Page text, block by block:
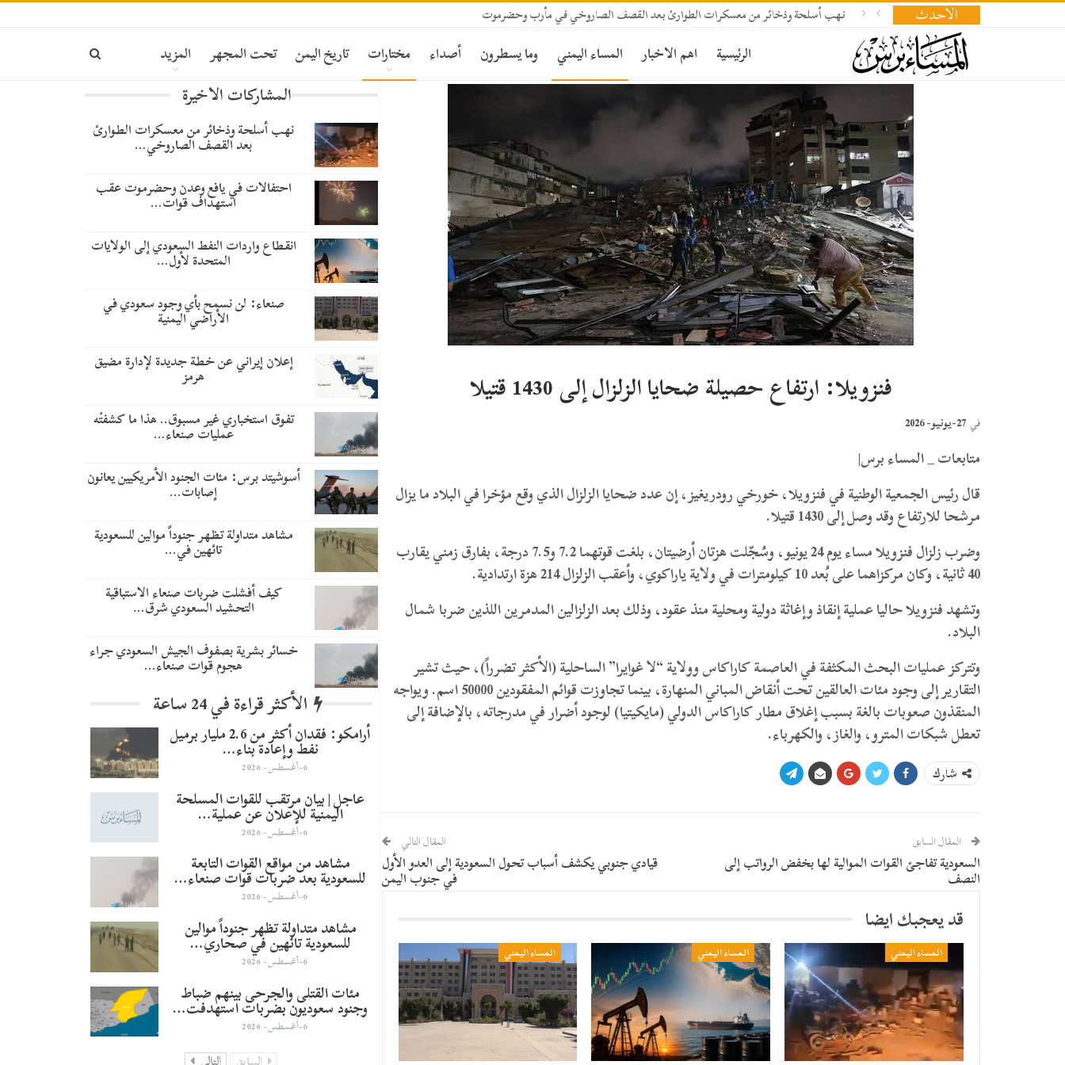
الأحدث نهب أسلحة وذخائر من معسكرات الطوارئ بعد القصف الصاروخي في مأرب وحضرموت
الرئيسية اهم الاخبار المساء اليمني وما يسطرون أصداء مختارات تاريخ اليمن تحت المجهر المزيد
فنزويلا: ارتفاع حصيلة ضحايا الزلزال إلى 1430 قتيلا
في 27-يونيو- 2026
متابعات _ المساء برس|
قال رئيس الجمعية الوطنية في فنزويلا، خورخي رودريغيز، إن عدد ضحايا الزلزال الذي وقع مؤخرا في البلاد ما يزال
مرشحا للارتفاع وقد وصل إلى 1430 قتيلا.
وضرب زلزال فنزويلا مساء يوم 24 يونيو، وسُجّلت هزتان أرضيتان، بلغت قوتهما 7.2 و7.5 درجة، بفارق زمني يقارب
40 ثانية، وكان مركزاهما على بُعد 10 كيلومترات في ولاية ياراكوي، وأعقب الزلزال 214 هزة ارتدادية.
وتشهد فنزويلا حاليا عملية إنقاذ وإغاثة دولية ومحلية منذ عقود، وذلك بعد الزلزالين المدمرين اللذين ضربا شمال
البلاد.
وتتركز عمليات البحث المكثفة في العاصمة كاراكاس وولاية “لا غوايرا” الساحلية (الأكثر تضرراً)، حيث تشير
التقارير إلى وجود مئات العالقين تحت أنقاض المباني المنهارة، بينما تجاوزت قوائم المفقودين 50000 اسم. ويواجه
المنقذون صعوبات بالغة بسبب إغلاق مطار كاراكاس الدولي (مايكيتيا) لوجود أضرار في مدرجاته، بالإضافة إلى
تعطل شبكات المترو، والغاز، والكهرباء.
شارك
المقال السابق
السعودية تفاجئ القوات الموالية لها بخفض الرواتب إلى
النصف
المقال التالي
قيادي جنوبي يكشف أسباب تحول السعودية إلى العدو الأول
في جنوب اليمن
قد يعجبك ايضا
المساء اليمني المساء اليمني المساء اليمني
المشاركات الاخيرة
نهب أسلحة وذخائر من معسكرات الطوارئ
بعد القصف الصاروخي…
احتفالات في يافع وعدن وحضرموت عقب
استهداف قوات…
انقطاع واردات النفط السعودي إلى الولايات
المتحدة لأول…
صنعاء: لن نسمح بأي وجود سعودي في
الأراضي اليمنية
إعلان إيراني عن خطة جديدة لإدارة مضيق
هرمز
تفوق استخباري غير مسبوق.. هذا ما كشفتْه
عمليات صنعاء…
أسوشيتد برس: مئات الجنود الأمريكيين يعانون
إصابات…
مشاهد متداولة تظهر جنوداً موالين للسعودية
تائهين في…
​كيف أفشلت ضربات صنعاء الاستباقية
التحشيد السعودي شرق…
خسائر بشرية بصفوف الجيش السعودي جراء
هجوم قوات صنعاء…
الأكثر قراءة في 24 ساعة
أرامكو: فقدان أكثر من 2.6 مليار برميل
نفط وإعادة بناء…
6-أغسطس- 2026
عاجل | بيان مرتقب للقوات المسلحة
اليمنية للإعلان عن عملية…
6-أغسطس- 2026
مشاهد من مواقع القوات التابعة
للسعودية بعد ضربات قوات صنعاء…
6-أغسطس- 2026
مشاهد متداولة تظهر جنوداً موالين
للسعودية تائهين في صحاري…
6-أغسطس- 2026
مئات القتلى والجرحى بينهم ضباط
وجنود سعوديون بضربات استهدفت…
6-أغسطس- 2026